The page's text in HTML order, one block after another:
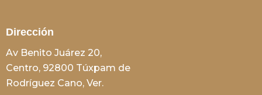
Dirección
Av Benito Juárez 20,
Centro, 92800 Túxpam de
Rodríguez Cano, Ver.